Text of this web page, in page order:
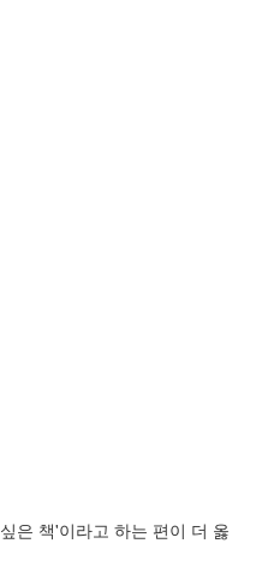
은 책'이라고 하는 편이 더 옳